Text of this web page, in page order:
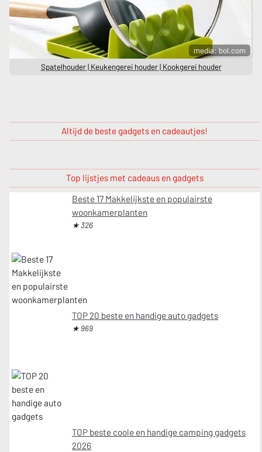
media: bol.com
Spatelhouder | Keukengerei houder | Kookgerei houder
Altijd de beste gadgets en cadeautjes!
Top lijstjes met cadeaus en gadgets
Beste 17 Makkelijkste en populairste
woonkamerplanten
★ 326
TOP 20 beste en handige auto gadgets
★ 969
TOP beste coole en handige camping gadgets
2026